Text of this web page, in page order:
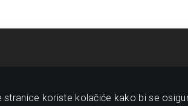
stranice koriste kolačiće kako bi se